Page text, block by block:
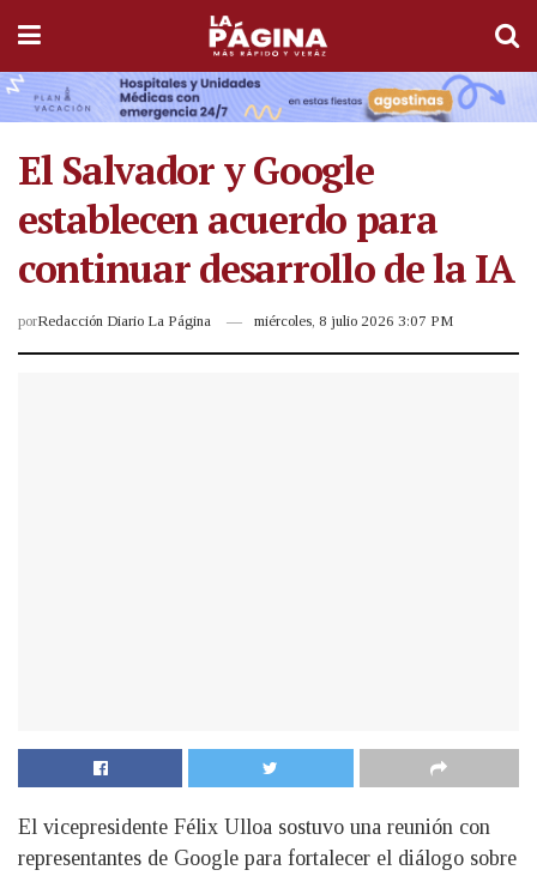
El Salvador y Google
establecen acuerdo para
continuar desarrollo de la IA
porRedacción Diario La Página miércoles, 8 julio 2026 3:07 PM
El vicepresidente Félix Ulloa sostuvo una reunión con
representantes de Google para fortalecer el diálogo sobre